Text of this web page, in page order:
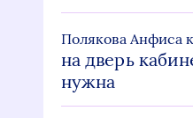
Полякова Анфиса
на дверь
нужна